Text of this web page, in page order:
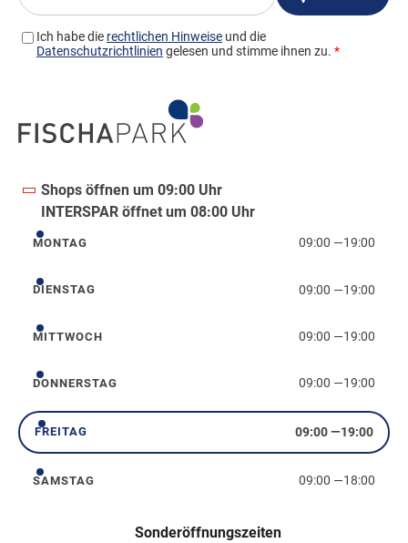
Shops öffnen um 09:00 Uhr
INTERSPAR öffnet um 08:00 Uhr
Montag
MONTAG 09:00 —19:00
Dienstag
DIENSTAG 09:00 —19:00
Mittwoch
MITTWOCH 09:00 —19:00
Donnerstag
DONNERSTAG 09:00 —19:00
Freitag
FREITAG 09:00—19:00
Samstag
SAMSTAG 09:00 —18:00
Sonderöffnungszeiten